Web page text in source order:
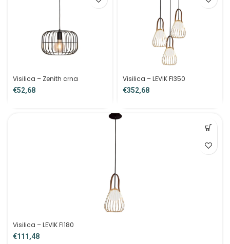
Visilica – Zenith crna
€
Visilica – LEVIK FI350
€
Visilica – LEVIK FI180
€